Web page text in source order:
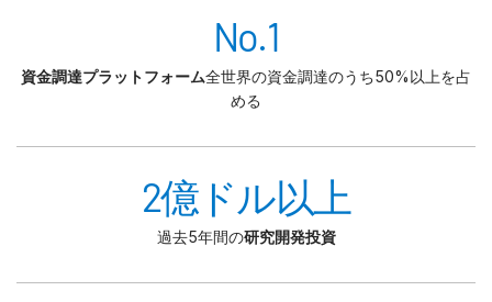
No.1
資金調達プラットフォーム全世界の資金調達のうち50%以上を占
める
2億ドル以上
過去5年間の研究開発投資